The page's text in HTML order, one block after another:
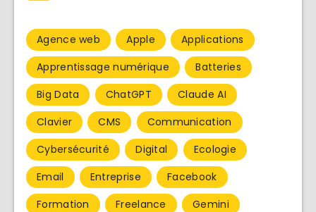
Agence web Apple
Applications
Apprentissage numérique
Batteries
Big Data
ChatGPT
Claude AI
Clavier
CMS
Communication
Cybersécurité
Digital
Ecologie
Email
Entreprise
Facebook
Formation
Freelance
Gemini